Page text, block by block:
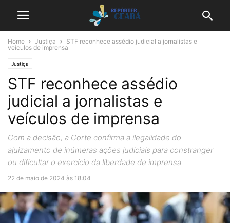
Home Justiça
STF reconhece assédio judicial a jornalistas e
veículos de imprensa
Justiça
STF reconhece assédio
judicial a jornalistas e
veículos de imprensa
Com a decisão, a Corte confirma a ilegalidade do
ajuizamento de inúmeras ações judiciais para constranger
ou dificultar o exercício da liberdade de imprensa
22 de maio de 2024 às 18:04